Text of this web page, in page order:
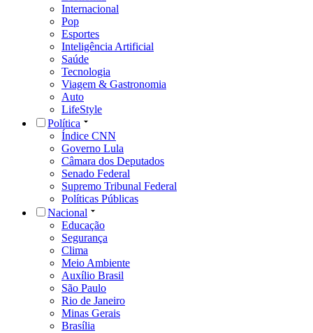
Internacional
Pop
Esportes
Inteligência Artificial
Saúde
Tecnologia
Viagem & Gastronomia
Auto
LifeStyle
Política
Índice CNN
Governo Lula
Câmara dos Deputados
Senado Federal
Supremo Tribunal Federal
Políticas Públicas
Nacional
Educação
Segurança
Clima
Meio Ambiente
Auxílio Brasil
São Paulo
Rio de Janeiro
Minas Gerais
Brasília